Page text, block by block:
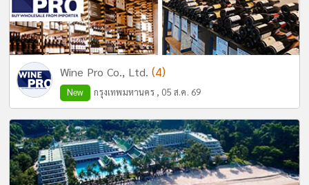
Wine Pro Co., Ltd. (4)
New กรุงเทพมหานคร , 05 ส.ค. 69